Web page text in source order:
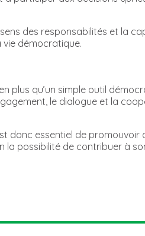
des responsabilités et la
vie démocratique.
plus qu’un simple outil
le dialogue et la
donc essentiel de
la possibilité de contribuer à